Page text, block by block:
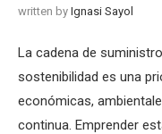
written by Ignasi Sayol
La cadena de
sostenibilidad es una
económicas,
continua. Emprender